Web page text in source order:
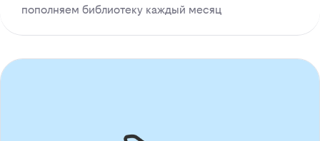
пополняем библиотеку каждый месяц